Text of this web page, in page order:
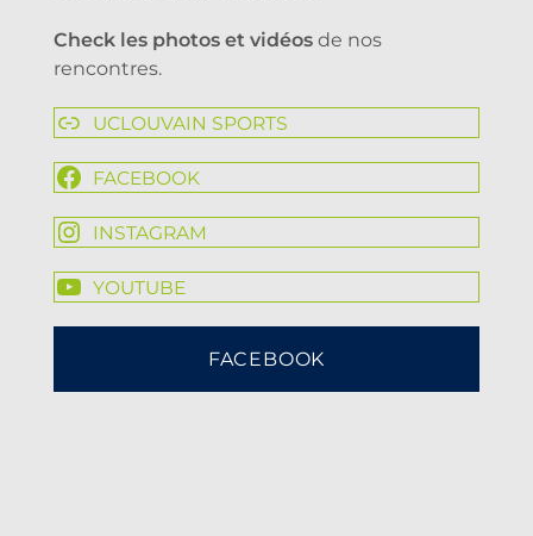
Check les photos et vidéos de nos
rencontres.
UCLOUVAIN SPORTS
FACEBOOK
INSTAGRAM
YOUTUBE
FACEBOOK